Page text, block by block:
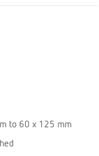
to 60 x 125 mm